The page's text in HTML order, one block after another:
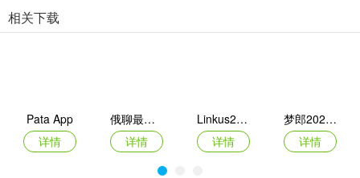
4、上虞房产
买车开车保养车。
6、人才市场
相关下载
Pata App
详情
俄聊最新手机版
详情
Linkus2最新手机版
详情
梦郎2026官方最新版本
详情